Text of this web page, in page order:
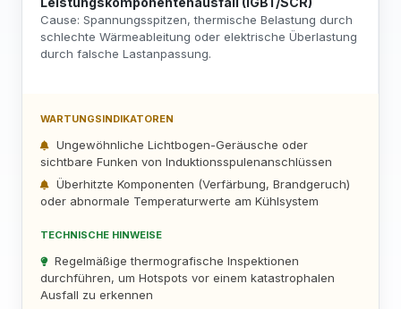
Cause: Spannungsspitzen, thermische Belastung durch
schlechte Wärmeableitung oder elektrische Überlastung
durch falsche Lastanpassung.
WARTUNGSINDIKATOREN
Ungewöhnliche Lichtbogen-Geräusche oder
sichtbare Funken von Induktionsspulenanschlüssen
Überhitzte Komponenten (Verfärbung, Brandgeruch)
oder abnormale Temperaturwerte am Kühlsystem
TECHNISCHE HINWEISE
Regelmäßige thermografische Inspektionen
durchführen, um Hotspots vor einem katastrophalen
Ausfall zu erkennen